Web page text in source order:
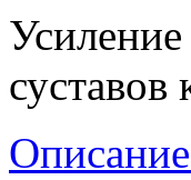
суставов